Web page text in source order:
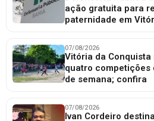
ação gratuita para
paternidade em
07/08/2026
Vitória da
quatro competições
de semana; confira
07/08/2026
Ivan Cordeiro